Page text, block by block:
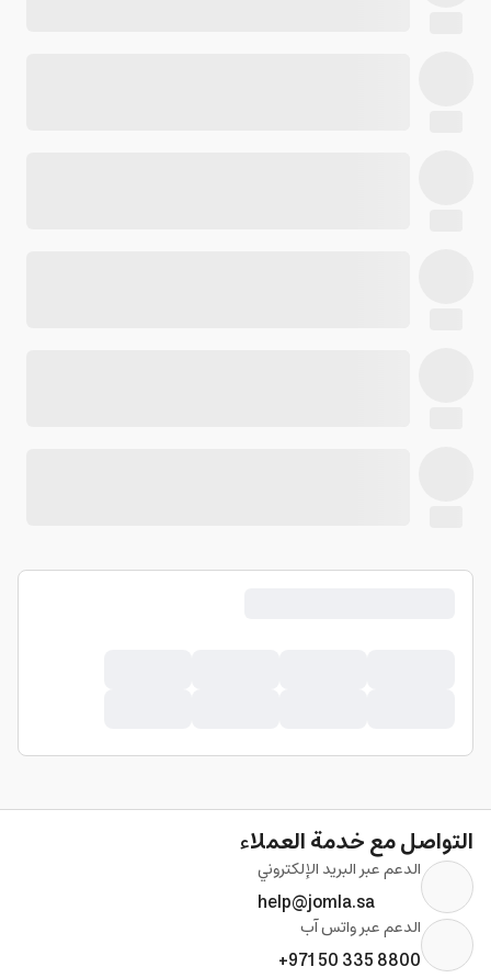
التواصل مع خدمة العملاء
الدعم عبر البريد الإلكتروني
help@jomla.sa
الدعم عبر واتس آب
+971 50 335 8800